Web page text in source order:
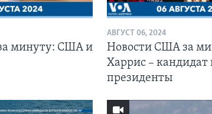
минуту: США и
АВГУСТ 06, 2024
Новости США за
Харрис – кандидат
президенты